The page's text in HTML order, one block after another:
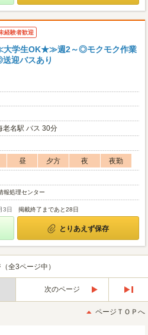
経験者歓迎
≪大学生OK★≫週2～◎モクモク作業
迎バスあり
老名駅 バス 30分
昼 夕方 夜
夜勤
処理センター
3日 掲載終了まであと28日
とりあえず保存
全3ページ中）
次のページ
後
ページＴＯＰへ